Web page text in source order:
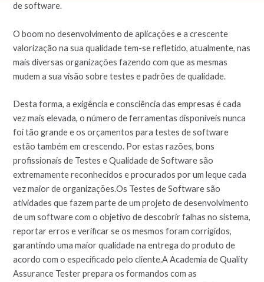
de software.
O boom no desenvolvimento de aplicações e a crescente
valorização na sua qualidade tem-se refletido, atualmente, nas
mais diversas organizações fazendo com que as mesmas
mudem a sua visão sobre testes e padrões de qualidade.
Desta forma, a exigência e consciência das empresas é cada
vez mais elevada, o número de ferramentas disponíveis nunca
foi tão grande e os orçamentos para testes de software
estão também em crescendo. Por estas razões, bons
profissionais de Testes e Qualidade de Software são
extremamente reconhecidos e procurados por um leque cada
vez maior de organizações.Os Testes de Software são
atividades que fazem parte de um projeto de desenvolvimento
de um software com o objetivo de descobrir falhas no sistema,
reportar erros e verificar se os mesmos foram corrigidos,
garantindo uma maior qualidade na entrega do produto de
acordo com o especificado pelo cliente.A Academia de Quality
Assurance Tester prepara os formandos com as